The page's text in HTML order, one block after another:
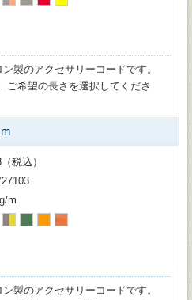
製のアクセサリーコードです。
ご希望の長さを選択してくださ
税込）
m
製のアクセサリーコードです。